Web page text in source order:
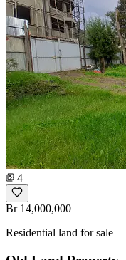
4
Br 14,000,000
Residential land for sale